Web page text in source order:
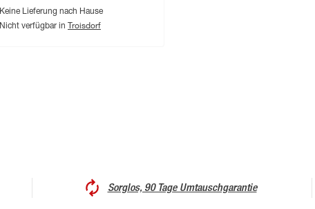
Keine Lieferung nach Hause
Nicht verfügbar in Troisdorf
Sorglos, 90 Tage Umtauschgarantie